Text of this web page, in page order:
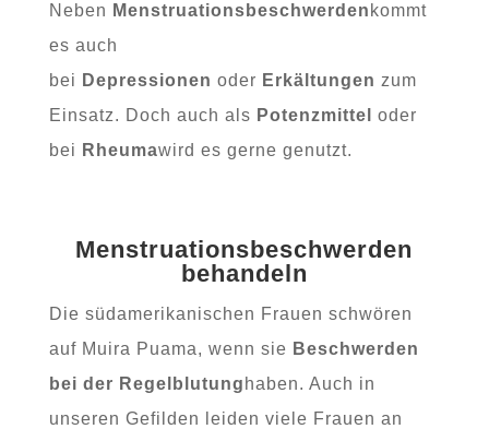
Neben Menstruationsbeschwerden kommt
es auch
bei Depressionen oder Erkältungen zum
Einsatz. Doch auch als Potenzmittel
oder
bei Rheumawird es gerne genutzt.
Menstruationsbeschwerden
behandeln
Die südamerikanischen Frauen schwören
auf Muira Puama, wenn sie Beschwerden
bei der Regelblutung haben. Auch in
unseren Gefilden leiden viele Frauen an